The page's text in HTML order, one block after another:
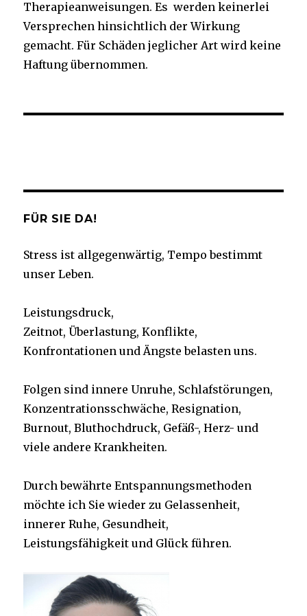
Therapieanweisungen. Es werden keinerlei
Versprechen hinsichtlich der Wirkung
gemacht. Für Schäden jeglicher Art wird keine
Haftung übernommen.
FÜR SIE DA!
Stress ist allgegenwärtig, Tempo bestimmt
unser Leben.
Leistungsdruck,
Zeitnot, Überlastung, Konflikte,
Konfrontationen und Ängste belasten uns.
Folgen sind innere Unruhe, Schlafstörungen,
Konzentrationsschwäche, Resignation,
Burnout, Bluthochdruck, Gefäß-, Herz- und
viele andere Krankheiten.
Durch bewährte Entspannungsmethoden
möchte ich Sie wieder zu Gelassenheit,
innerer Ruhe, Gesundheit,
Leistungsfähigkeit und Glück führen.